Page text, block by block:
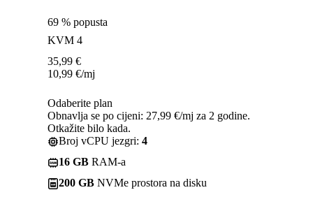
69 % popusta
KVM 4
35,99 €
10,99 €/mj
Odaberite plan
Obnavlja se po cijeni: 27,99 €/mj za 2 godine.
Otkažite bilo kada.
Broj vCPU jezgri: 4
16 GB RAM-a
200 GB NVMe prostora na disku